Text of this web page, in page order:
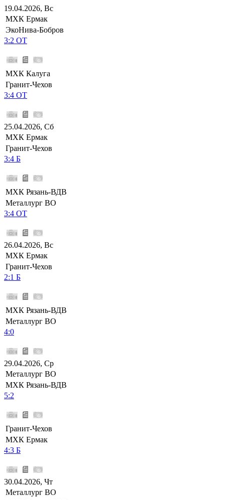
19.04.2026, Вс
МХК Ермак
ЭкоНива-Бобров
3:2 ОТ
МХК Калуга
Гранит-Чехов
3:4 ОТ
25.04.2026, Сб
МХК Ермак
Гранит-Чехов
3:4 Б
МХК Рязань-ВДВ
Металлург ВО
3:4 ОТ
26.04.2026, Вс
МХК Ермак
Гранит-Чехов
2:1 Б
МХК Рязань-ВДВ
Металлург ВО
4:0
29.04.2026, Ср
Металлург ВО
МХК Рязань-ВДВ
5:2
Гранит-Чехов
МХК Ермак
4:3 Б
30.04.2026, Чт
Металлург ВО